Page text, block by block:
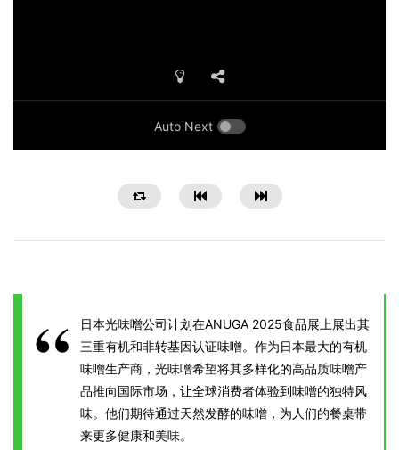
Auto Next
日本光味噌公司计划在ANUGA 2025食品展上展出其
三重有机和非转基因认证味噌。作为日本最大的有机
味噌生产商，光味噌希望将其多样化的高品质味噌产
品推向国际市场，让全球消费者体验到味噌的独特风
味。他们期待通过天然发酵的味噌，为人们的餐桌带
来更多健康和美味。